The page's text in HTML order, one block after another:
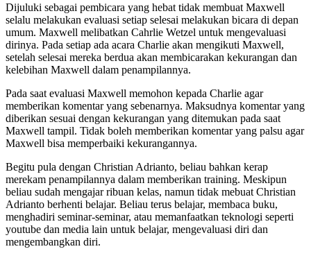
Dijuluki sebagai pembicara yang hebat tidak membuat Maxwell
selalu melakukan evaluasi setiap selesai melakukan bicara di depan
umum. Maxwell melibatkan Cahrlie Wetzel untuk mengevaluasi
dirinya. Pada setiap ada acara Charlie akan mengikuti Maxwell,
setelah selesai mereka berdua akan membicarakan kekurangan dan
kelebihan Maxwell dalam penampilannya.
Pada saat evaluasi Maxwell memohon kepada Charlie agar
memberikan komentar yang sebenarnya. Maksudnya komentar yang
diberikan sesuai dengan kekurangan yang ditemukan pada saat
Maxwell tampil. Tidak boleh memberikan komentar yang palsu agar
Maxwell bisa memperbaiki kekurangannya.
Begitu pula dengan Christian Adrianto, beliau bahkan kerap
merekam penampilannya dalam memberikan training. Meskipun
beliau sudah mengajar ribuan kelas, namun tidak mebuat Christian
Adrianto berhenti belajar. Beliau terus belajar, membaca buku,
menghadiri seminar-seminar, atau memanfaatkan teknologi seperti
youtube dan media lain untuk belajar, mengevaluasi diri dan
mengembangkan diri.